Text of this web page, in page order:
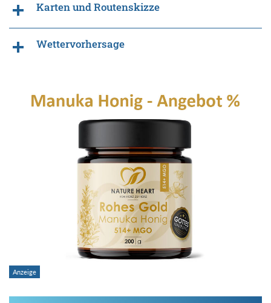
Karten und Routenskizze
Wettervorhersage